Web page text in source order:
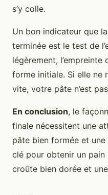
s’y colle.
Un bon indicateur que
terminée est le test de
légèrement,
forme initiale. Si elle ne
vite, votre pâte n’est
En conclusion, le
finale nécessitent une
pâte bien formée et
clé pour obtenir un pain
croûte bien dorée et